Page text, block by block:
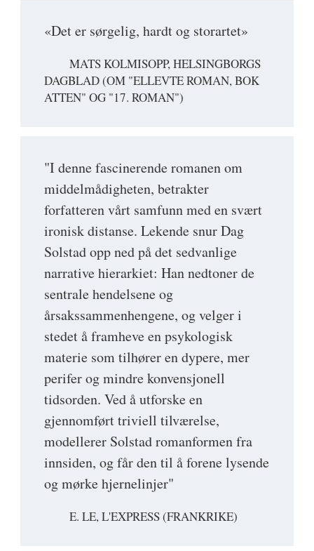
«Det er sørgelig, hardt og storartet»
MATS KOLMISOPP, HELSINGBORGS
DAGBLAD (OM "ELLEVTE ROMAN, BOK
ATTEN" OG "17. ROMAN")
"I denne fascinerende romanen om
middelmådigheten, betrakter
forfatteren vårt samfunn med en svært
ironisk distanse. Lekende snur Dag
Solstad opp ned på det sedvanlige
narrative hierarkiet: Han nedtoner de
sentrale hendelsene og
årsakssammenhengene, og velger i
stedet å framheve en psykologisk
materie som tilhører en dypere, mer
perifer og mindre konvensjonell
tidsorden. Ved å utforske en
gjennomført triviell tilværelse,
modellerer Solstad romanformen fra
innsiden, og får den til å forene lysende
og mørke hjernelinjer"
E. LE, L'EXPRESS (FRANKRIKE)